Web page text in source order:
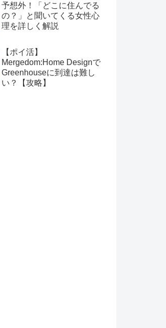
予想外！「どこに住んでる
の？」と聞いてくる女性心
理を詳しく解説
【ポイ活】
Mergedom:Home Designで
Greenhouseに到達は難し
い？【攻略】